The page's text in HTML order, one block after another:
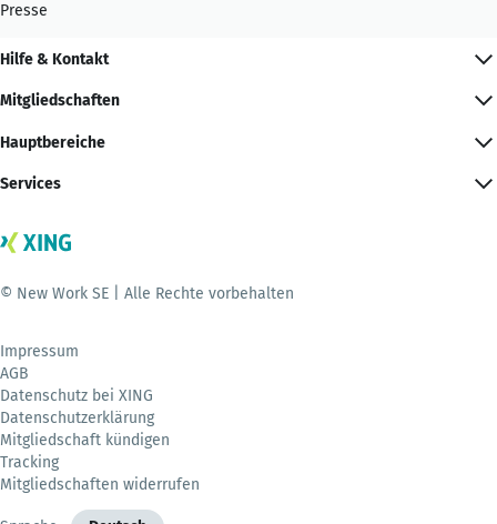
Presse
Hilfe & Kontakt
Mitgliedschaften
Hauptbereiche
Services
© New Work SE | Alle Rechte vorbehalten
Impressum
AGB
Datenschutz bei XING
Datenschutzerklärung
Mitgliedschaft kündigen
Tracking
Mitgliedschaften widerrufen